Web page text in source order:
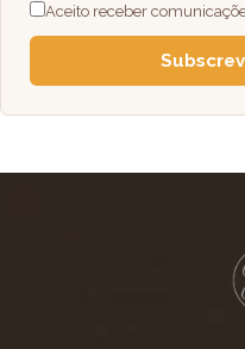
Aceito receber